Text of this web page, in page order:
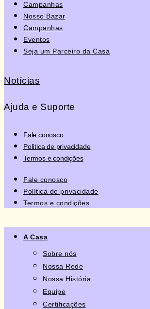
Campanhas
Nosso Bazar
Campanhas
Eventos
Seja um Parceiro da Casa
Notícias
Ajuda e Suporte
Fale conosco
Política de privacidade
Termos e condições
Fale conosco
Política de privacidade
Termos e condições
A Casa
Sobre nós
Nossa Rede
Nossa História
Equipe
Certificações